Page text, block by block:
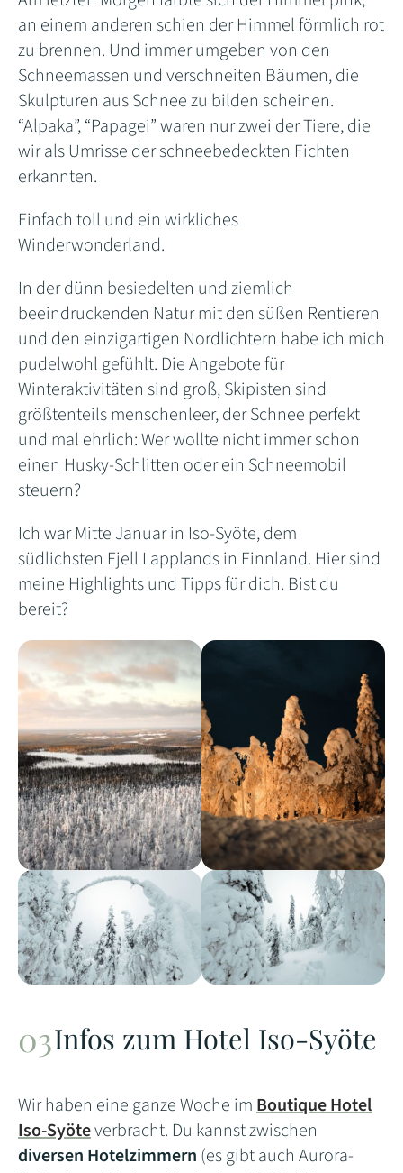
an einem anderen schien der Himmel förmlich rot
zu brennen. Und immer umgeben von den
Schneemassen und verschneiten Bäumen, die
Skulpturen aus Schnee zu bilden scheinen.
“Alpaka”, “Papagei” waren nur zwei der Tiere, die
wir als Umrisse der schneebedeckten Fichten
erkannten.
Einfach toll und ein wirkliches
Winderwonderland.
In der dünn besiedelten und ziemlich
beeindruckenden Natur mit den süßen Rentieren
und den einzigartigen Nordlichtern habe ich mich
pudelwohl gefühlt. Die Angebote für
Winteraktivitäten sind groß, Skipisten sind
größtenteils menschenleer, der Schnee perfekt
und mal ehrlich: Wer wollte nicht immer schon
einen Husky-Schlitten oder ein Schneemobil
steuern?
Ich war Mitte Januar in Iso-Syöte, dem
südlichsten Fjell Lapplands in Finnland. Hier sind
meine Highlights und Tipps für dich. Bist du
bereit?
Infos zum Hotel Iso-Syöte
Wir haben eine ganze Woche imBoutique Hotel
Iso-Syöteverbracht. Du kannst zwischen
diversen Hotelzimmern (es gibt auch Aurora-